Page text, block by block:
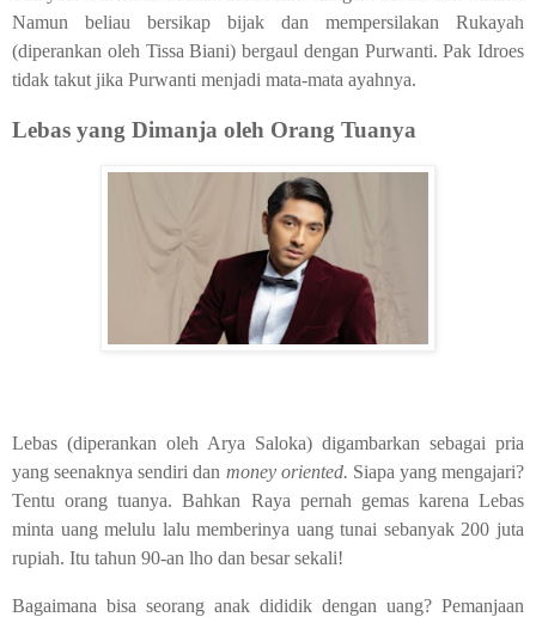
Namun beliau bersikap bijak dan mempersilakan Rukayah
(diperankan oleh Tissa Biani) bergaul dengan Purwanti. Pak Idroes
tidak takut jika Purwanti menjadi mata-mata ayahnya.
Lebas yang Dimanja oleh Orang Tuanya
Lebas (diperankan oleh Arya Saloka) digambarkan sebagai pria
yang seenaknya sendiri dan money oriented. Siapa yang mengajari?
Tentu orang tuanya. Bahkan Raya pernah gemas karena Lebas
minta uang melulu lalu memberinya uang tunai sebanyak 200 juta
rupiah. Itu tahun 90-an lho dan besar sekali!
Bagaimana bisa seorang anak dididik dengan uang? Pemanjaan